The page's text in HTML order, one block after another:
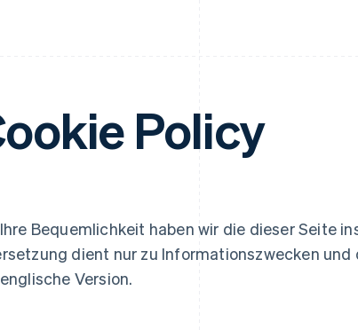
Policy
Bequemlichkeit haben wir die dieser Seite
dient nur zu Informationszwecken
Version.